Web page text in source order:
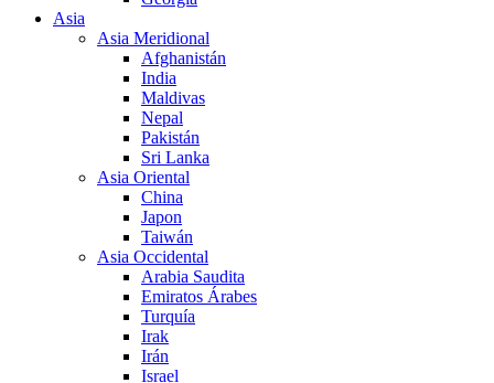
Asia
Asia Meridional
Afghanistán
India
Maldivas
Nepal
Pakistán
Sri Lanka
Asia Oriental
China
Japon
Taiwán
Asia Occidental
Arabia Saudita
Emiratos Árabes
Turquía
Irak
Irán
Israel